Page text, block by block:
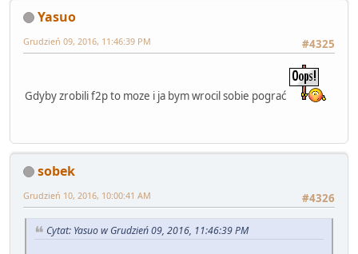
Yasuo
#4325
Grudzień 09, 2016, 11:46:39 PM
Gdyby zrobili f2p to moze i ja bym wrocil sobie pograć
sobek
#4326
Grudzień 10, 2016, 10:00:41 AM
Cytat: Yasuo w Grudzień 09, 2016, 11:46:39 PM